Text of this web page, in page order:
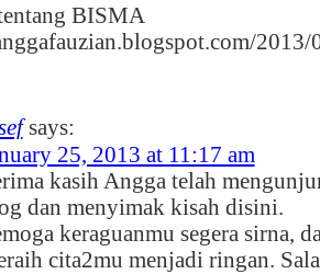
BISMA
says:
25, 2013 at 11:17 am
kasih Angga telah
dan menyimak kisah disini.
keraguanmu segera sirna,
cita2mu menjadi ringan.